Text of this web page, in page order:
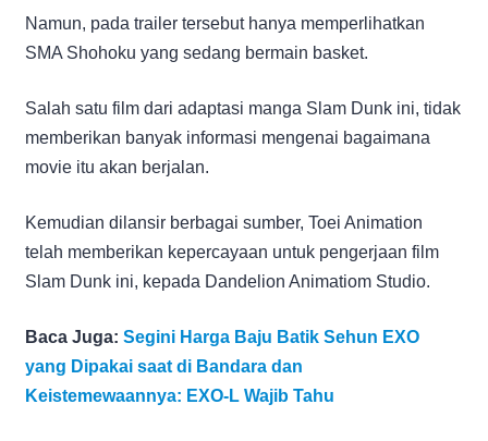
Namun, pada trailer tersebut hanya memperlihatkan
SMA Shohoku yang sedang bermain basket.
Salah satu film dari adaptasi manga Slam Dunk ini, tidak
memberikan banyak informasi mengenai bagaimana
movie itu akan berjalan.
Kemudian dilansir berbagai sumber, Toei Animation
telah memberikan kepercayaan untuk pengerjaan film
Slam Dunk ini, kepada Dandelion Animatiom Studio.
Baca Juga: Segini Harga Baju Batik Sehun EXO
yang Dipakai saat di Bandara dan
Keistemewaannya: EXO-L Wajib Tahu